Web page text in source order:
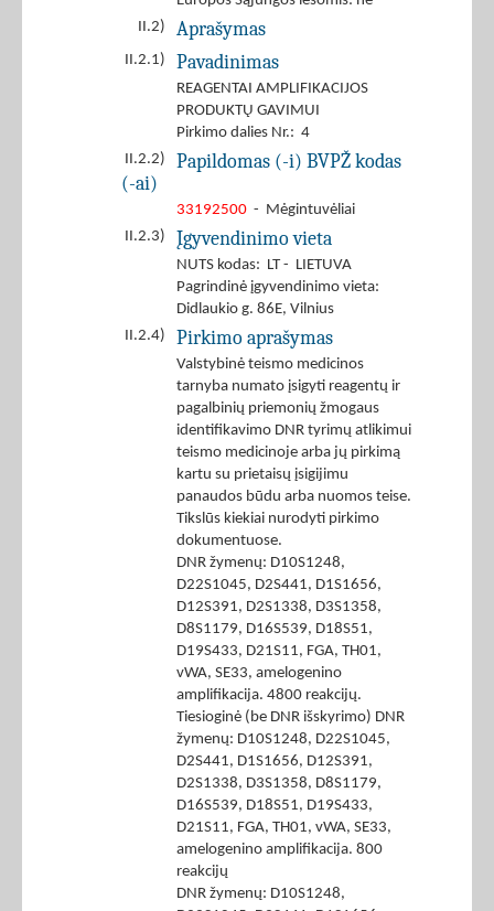
II.2)
Aprašymas
II.2.1) Pavadinimas
REAGENTAI AMPLIFIKACIJOS
PRODUKTŲ GAVIMUI
Pirkimo dalies Nr.: 4
II.2.2)
Papildomas (-i) BVPŽ kodas
(-ai)
33192500 - Mėgintuvėliai
II.2.3)
Įgyvendinimo vieta
NUTS kodas: LT - LIETUVA
Pagrindinė įgyvendinimo vieta:
Didlaukio g. 86E, Vilnius
II.2.4)
Pirkimo aprašymas
Valstybinė teismo medicinos
tarnyba numato įsigyti reagentų ir
pagalbinių priemonių žmogaus
identifikavimo DNR tyrimų atlikimui
teismo medicinoje arba jų pirkimą
kartu su prietaisų įsigijimu
panaudos būdu arba nuomos teise.
Tikslūs kiekiai nurodyti pirkimo
dokumentuose.
DNR žymenų: D10S1248,
D22S1045, D2S441, D1S1656,
D12S391, D2S1338, D3S1358,
D8S1179, D16S539, D18S51,
D19S433, D21S11, FGA, TH01,
vWA, SE33, amelogenino
amplifikacija. 4800 reakcijų.
Tiesioginė (be DNR išskyrimo) DNR
žymenų: D10S1248, D22S1045,
D2S441, D1S1656, D12S391,
D2S1338, D3S1358, D8S1179,
D16S539, D18S51, D19S433,
D21S11, FGA, TH01, vWA, SE33,
amelogenino amplifikacija. 800
reakcijų
DNR žymenų: D10S1248,